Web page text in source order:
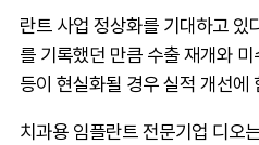
란트 사업 정상화를 기대하고 있
를 기록했던 만큼 수출 재개와
등이 현실화될 경우 실적 개선에
치과용 임플란트 전문기업 디오